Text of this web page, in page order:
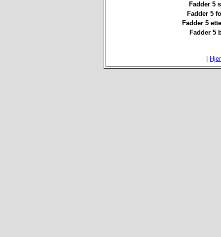
Fadder 5
Fadder 5
Fadder 5
Fadder 5